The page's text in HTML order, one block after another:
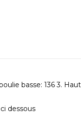
basse: 136 3.
dessous